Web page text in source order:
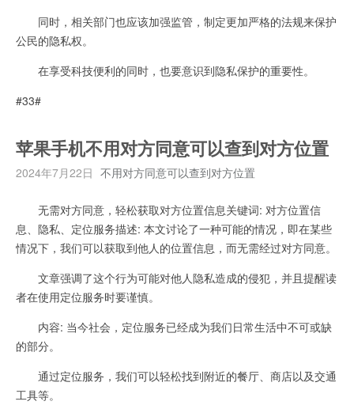
同时，相关部门也应该加强监管，制定更加严格的法规来保护
公民的隐私权。
在享受科技便利的同时，也要意识到隐私保护的重要性。
#33#
苹果手机不用对方同意可以查到对方位置
2024年7月22日 不用对方同意可以查到对方位置
无需对方同意，轻松获取对方位置信息关键词: 对方位置信
息、隐私、定位服务描述: 本文讨论了一种可能的情况，即在某些
情况下，我们可以获取到他人的位置信息，而无需经过对方同意。
文章强调了这个行为可能对他人隐私造成的侵犯，并且提醒读
者在使用定位服务时要谨慎。
内容: 当今社会，定位服务已经成为我们日常生活中不可或缺
的部分。
通过定位服务，我们可以轻松找到附近的餐厅、商店以及交通
工具等。